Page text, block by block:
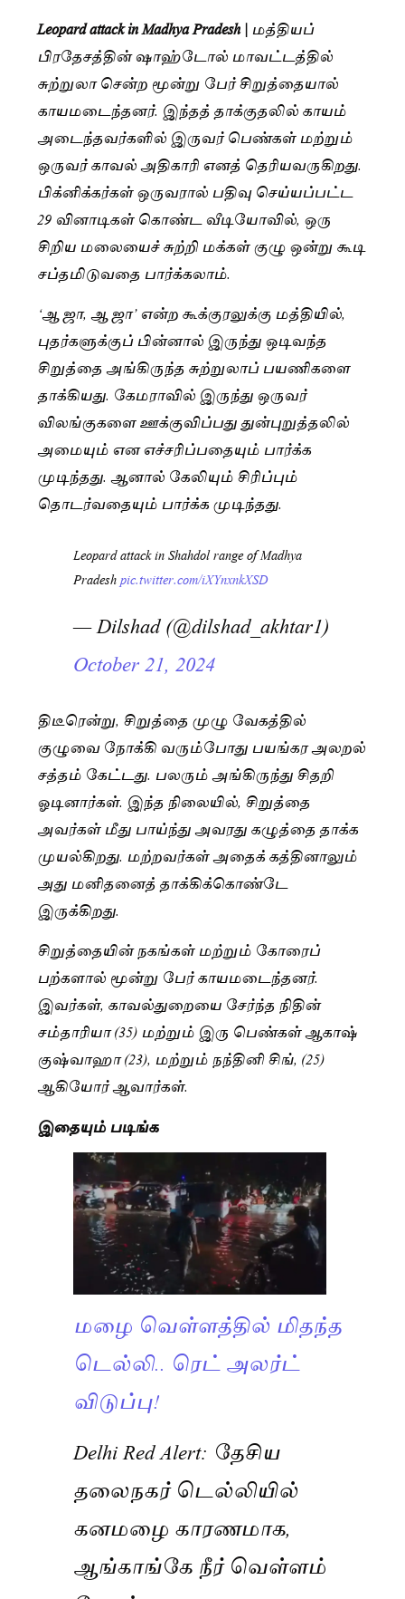
Leopard attack in Madhya Pradesh |மத்தியப்
பிரதேசத்தின் ஷாஹ்டோல் மாவட்டத்தில்
சுற்றுலா சென்ற மூன்று பேர் சிறுத்தையால்
காயமடைந்தனர். இந்தத் தாக்குதலில் காயம்
அடைந்தவர்களில் இருவர் பெண்கள் மற்றும்
ஒருவர் காவல் அதிகாரி எனத் தெரியவருகிறது.
பிக்னிக்கர்கள் ஒருவரால் பதிவு செய்யப்பட்ட
29 வினாடிகள் கொண்ட வீடியோவில், ஒரு
சிறிய மலையைச் சுற்றி மக்கள் குழு ஒன்று கூடி
சப்தமிடுவதை பார்க்கலாம்.
‘ஆ ஜா, ஆ ஜா’ என்ற கூக்குரலுக்கு மத்தியில்,
புதர்களுக்குப் பின்னால் இருந்து ஒடிவந்த
சிறுத்தை அங்கிருந்த சுற்றுலாப் பயணிகளை
தாக்கியது. கேமராவில் இருந்து ஒருவர்
விலங்குகளை ஊக்குவிப்பது துன்புறுத்தலில்
அமையும் என எச்சரிப்பதையும் பார்க்க
முடிந்தது. ஆனால் கேலியும் சிரிப்பும்
தொடர்வதையும் பார்க்க முடிந்தது.
Leopard attack in Shahdol range of Madhya
Pradeshpic.twitter.com/iXYnxnkXSD
— Dilshad (@dilshad_akhtar1)
October 21, 2024
திடீரென்று, சிறுத்தை முழு வேகத்தில்
குழுவை நோக்கி வரும்போது பயங்கர அலறல்
சத்தம் கேட்டது. பலரும் அங்கிருந்து சிதறி
ஓடினார்கள். இந்த நிலையில், சிறுத்தை
அவர்கள் மீது பாய்ந்து அவரது கழுத்தை தாக்க
முயல்கிறது. மற்றவர்கள் அதைக் கத்தினாலும்
அது மனிதனைத் தாக்கிக்கொண்டே
இருக்கிறது.
சிறுத்தையின் நகங்கள் மற்றும் கோரைப்
பற்களால் மூன்று பேர் காயமடைந்தனர்.
இவர்கள், காவல்துறையை சேர்ந்த நிதின்
சம்தாரியா (35) மற்றும் இரு பெண்கள் ஆகாஷ்
குஷ்வாஹா (23), மற்றும் நந்தினி சிங், (25)
ஆகியோர் ஆவார்கள்.
இதையும் படிங்க
மழை வெள்ளத்தில் மிதந்த
டெல்லி.. ரெட் அலர்ட்
விடுப்பு!
Delhi Red Alert: தேசிய
தலைநகர் டெல்லியில்
கனமழை காரணமாக,
ஆங்காங்கே நீர் வெள்ளம்